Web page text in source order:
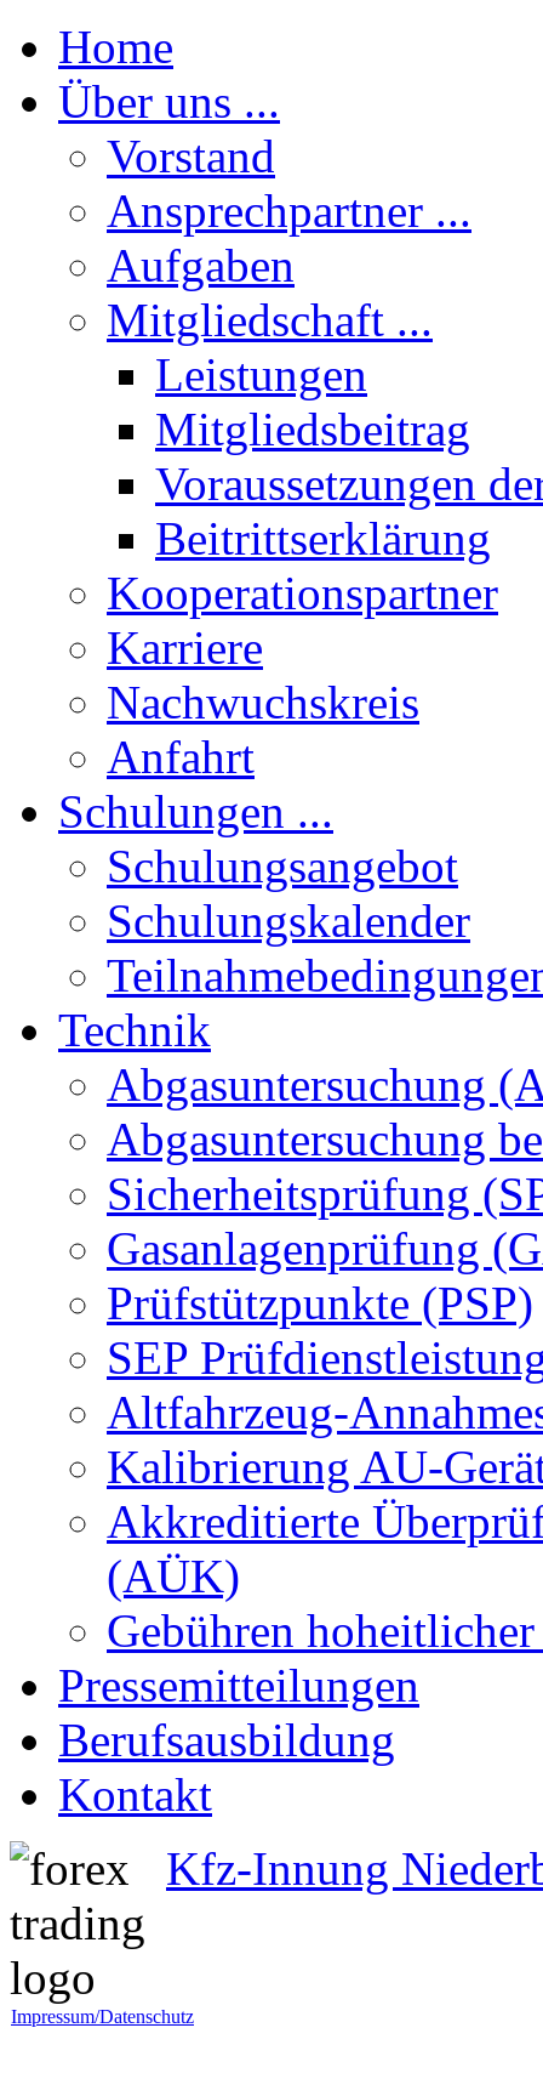
Home
Über uns ...
Vorstand
Ansprechpartner ...
Aufgaben
Mitgliedschaft ...
Leistungen
Mitgliedsbeitrag
Voraussetzungen
Beitrittserklärung
Kooperationspartner
Karriere
Nachwuchskreis
Anfahrt
Schulungen ...
Schulungsangebot
Schulungskalender
Technik
Abgasuntersuchung
Abgasuntersuchung
Sicherheitsprüfung
Gasanlagenprüfung
Prüfstützpunkte (PSP)
SEP
Altfahrzeug-
Kalibrierung AU-
Akkreditierte
(AÜK)
Gebühren
Pressemitteilungen
Berufsausbildung
Kontakt
Kfz-Innung
Impressum/Datenschutz